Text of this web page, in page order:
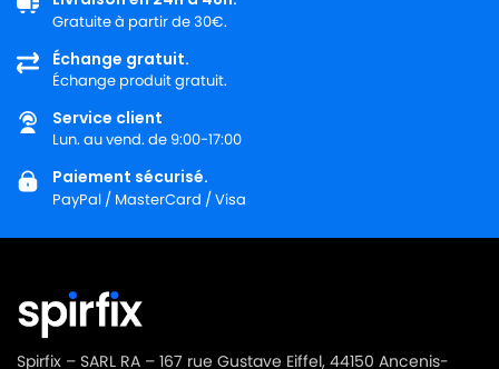
LG-
GOLDSTAR
LG-GOLDSTAR TURBO 2700
LG-
GOLDSTAR
LG-GOLDSTAR TURBO 2900
LG-
LG-GOLDSTAR TURBO 3100 B
LG-
LG-GOLDSTAR TURBO 3200
GOLDSTAR
LG-
GOLDSTAR
Gratuite à partir de 30€.
Échange gratuit.
Échange produit gratuit.
Service client
Lun. au vend. de 9:00-17:00
Paiement sécurisé.
PayPal / MasterCard / Visa
Spirfix – SARL RA – 167 rue Gustave Eiffel, 44150 Ancenis-